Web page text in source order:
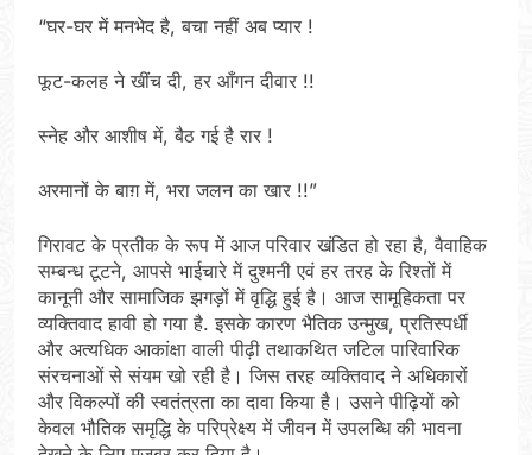
“घर-घर में मनभेद है, बचा नहीं अब प्यार !
फूट-कलह ने खींच दी, हर आँगन दीवार !!
स्नेह और आशीष में, बैठ गई है रार !
अरमानों के बाग़ में, भरा जलन का खार !!”
गिरावट के प्रतीक के रूप में आज परिवार खंडित हो रहा है, वैवाहिक
सम्बन्ध टूटने, आपसे भाईचारे में दुश्मनी एवं हर तरह के रिश्तों में
कानूनी और सामाजिक झगड़ों में वृद्धि हुई है। आज सामूहिकता पर
व्यक्तिवाद हावी हो गया है. इसके कारण भैतिक उन्मुख, प्रतिस्पर्धी
और अत्यधिक आकांक्षा वाली पीढ़ी तथाकथित जटिल पारिवारिक
संरचनाओं से संयम खो रही है। जिस तरह व्यक्तिवाद ने अधिकारों
और विकल्पों की स्वतंत्रता का दावा किया है। उसने पीढ़ियों को
केवल भौतिक समृद्धि के परिप्रेक्ष्य में जीवन में उपलब्धि की भावना